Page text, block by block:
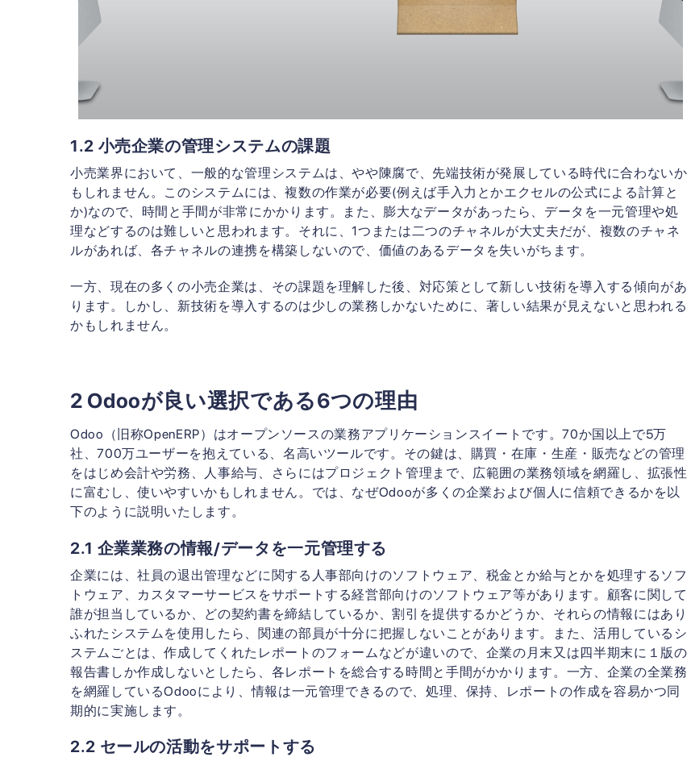
1.2 小売企業の管理システムの課題
小売業界において、一般的な管理システムは、やや陳腐で、先端技術が発展している時代に合わないか
もしれません。このシステムには、複数の作業が必要(例えば手入力とかエクセルの公式による計算と
か)なので、時間と手間が非常にかかります。また、膨大なデータがあったら、データを一元管理や処
理などするのは難しいと思われます。それに、1つまたは二つのチャネルが大丈夫だが、複数のチャネ
ルがあれば、各チャネルの連携を構築しないので、価値のあるデータを失いがちます。
一方、現在の多くの小売企業は、その課題を理解した後、対応策として新しい技術を導入する傾向があ
ります。しかし、新技術を導入するのは少しの業務しかないために、著しい結果が見えないと思われる
かもしれません。
2 Odooが良い選択である6つの理由
Odoo（旧称OpenERP）はオープンソースの業務アプリケーションスイートです。70か国以上で5万
社、700万ユーザーを抱えている、名高いツールです。その鍵は、購買・在庫・生産・販売などの管理
をはじめ会計や労務、人事給与、さらにはプロジェクト管理まで、広範囲の業務領域を網羅し、拡張性
に富むし、使いやすいかもしれません。では、なぜOdooが多くの企業および個人に信頼できるかを以
下のように説明いたします。
2.1 企業業務の情報/データを一元管理する
企業には、社員の退出管理などに関する人事部向けのソフトウェア、税金とか給与とかを処理するソフ
トウェア、カスタマーサービスをサポートする経営部向けのソフトウェア等があります。顧客に関して
誰が担当しているか、どの契約書を締結しているか、割引を提供するかどうか、それらの情報にはあり
ふれたシステムを使用したら、関連の部員が十分に把握しないことがあります。また、活用しているシ
ステムごとは、作成してくれたレポートのフォームなどが違いので、企業の月末又は四半期末に１版の
報告書しか作成しないとしたら、各レポートを総合する時間と手間がかかります。一方、企業の全業務
を網羅しているOdooにより、情報は一元管理できるので、処理、保持、レポートの作成を容易かつ同
期的に実施します。
2.2 セールの活動をサポートする